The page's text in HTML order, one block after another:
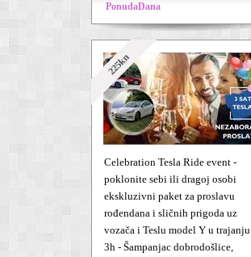
PonudaDana
225kn
Celebration Tesla Ride event -
poklonite sebi ili dragoj osobi
ekskluzivni paket za proslavu
rođendana i sličnih prigoda uz
vozača i Teslu model Y u trajanju
3h - Šampanjac dobrodošlice,